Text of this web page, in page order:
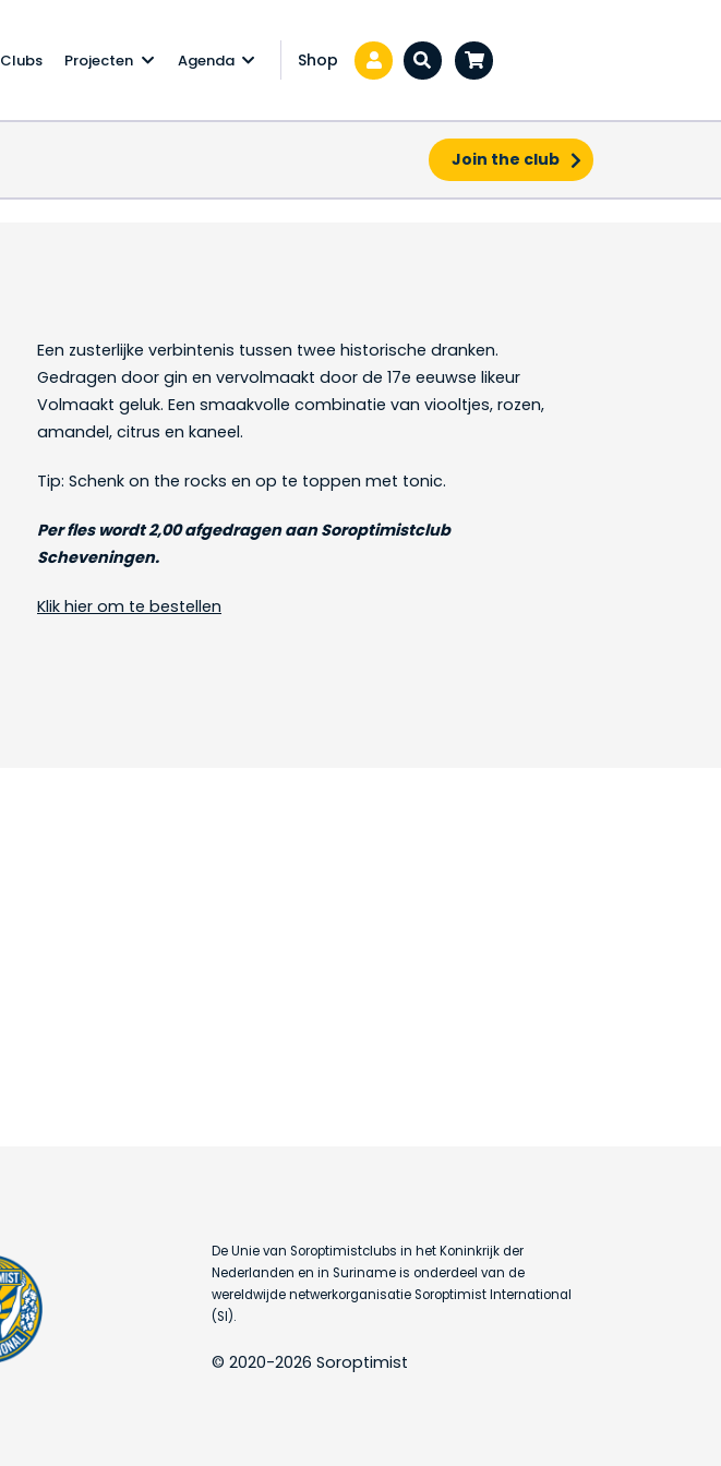
Clubs Projecten Agenda Shop Zoeken...
Join the club
Een zusterlijke verbintenis tussen twee historische dranken.
Gedragen door gin en vervolmaakt door de 17e eeuwse likeur
Volmaakt geluk. Een smaakvolle combinatie van viooltjes, rozen,
amandel, citrus en kaneel.
Tip: Schenk on the rocks en op te toppen met tonic.
Per fles wordt 2,00 afgedragen aan Soroptimistclub
Scheveningen.
Klik hier om te bestellen
De Unie van Soroptimistclubs in het Koninkrijk der
Nederlanden en in Suriname is onderdeel van de
wereldwijde netwerkorganisatie Soroptimist International
(SI).
© 2020-2026 Soroptimist